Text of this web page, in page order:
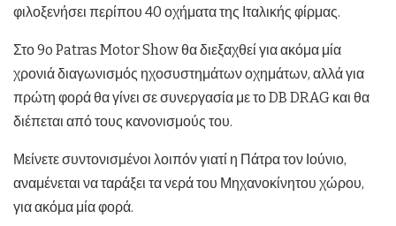
φιλοξενήσει περίπου 40 οχήματα της Ιταλικής φίρμας.
Στο 9o Patras Motor Show θα διεξαχθεί για ακόμα μία
χρονιά διαγωνισμός ηχοσυστημάτων οχημάτων, αλλά για
πρώτη φορά θα γίνει σε συνεργασία με το DB DRAG και θα
διέπεται από τους κανονισμούς του.
Μείνετε συντονισμένοι λοιπόν γιατί η Πάτρα τον Ιούνιο,
αναμένεται να ταράξει τα νερά του Μηχανοκίνητου χώρου,
για ακόμα μία φορά.